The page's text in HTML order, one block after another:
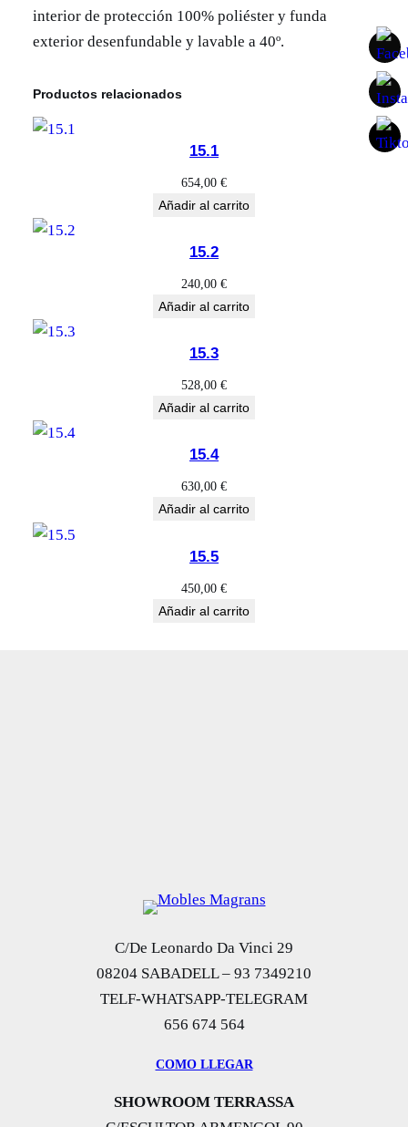
e
t
d
interior de protección 100% poliéster y funda
exterior desenfundable y lavable a 40º.
Productos relacionados
15.1
654,00 €
Añadir al carrito
15.2
240,00 €
Añadir al carrito
15.3
528,00 €
Añadir al carrito
15.4
630,00 €
Añadir al carrito
15.5
450,00 €
Añadir al carrito
C/De Leonardo Da Vinci 29
08204 SABADELL – 93 7349210
TELF-WHATSAPP-TELEGRAM
656 674 564
COMO LLEGAR
SHOWROOM TERRASSA